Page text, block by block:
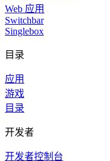
Web 应用
Switchbar
Singlebox
目录
应用
游戏
目录
开发者
开发者控制台